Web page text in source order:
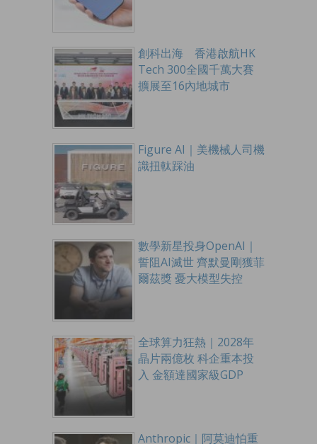
創科出海 香港啟航HK
Tech 300全國千萬大賽
擴展至16內地城市
Figure AI｜美機械人司機
識扭軚踩油
數學新星投身OpenAI｜
誓阻AI滅世 齊默曼剛獲菲
爾茲獎 憂大模型失控
全球算力狂熱｜2028年
晶片兩億枚 科企重本投
入 金額達國家級GDP
Anthropic｜阿莫迪怕重